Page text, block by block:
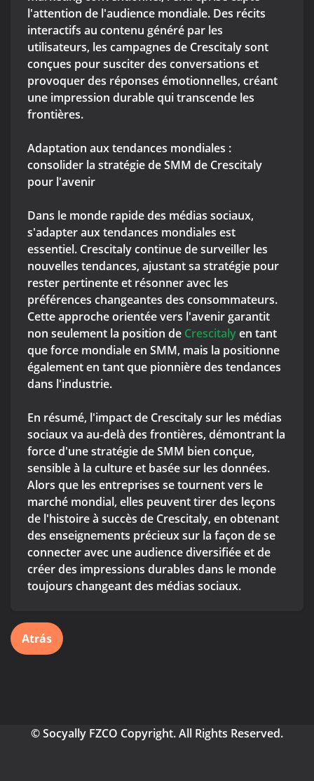
l'attention de l'audience mondiale. Des récits
interactifs au contenu généré par les
utilisateurs, les campagnes de Crescitaly sont
conçues pour susciter des conversations et
provoquer des réponses émotionnelles, créant
une impression durable qui transcende les
frontières.
Adaptation aux tendances mondiales :
consolider la stratégie de SMM de Crescitaly
pour l'avenir
Dans le monde rapide des médias sociaux,
s'adapter aux tendances mondiales est
essentiel. Crescitaly continue de surveiller les
nouvelles tendances, ajustant sa stratégie pour
rester pertinente et résonner avec les
préférences changeantes des consommateurs.
Cette approche orientée vers l'avenir garantit
non seulement la position de Crescitalyen tant
que force mondiale en SMM, mais la positionne
également en tant que pionnière des tendances
dans l'industrie.
En résumé, l'impact de Crescitaly sur les médias
sociaux va au-delà des frontières, démontrant la
force d'une stratégie de SMM bien conçue,
sensible à la culture et basée sur les données.
Alors que les entreprises se tournent vers le
marché mondial, elles peuvent tirer des leçons
de l'histoire à succès de Crescitaly, en obtenant
des enseignements précieux sur la façon de se
connecter avec une audience diversifiée et de
créer des impressions durables dans le monde
toujours changeant des médias sociaux.
Atrás
© Socyally FZCO Copyright. All Rights Reserved.